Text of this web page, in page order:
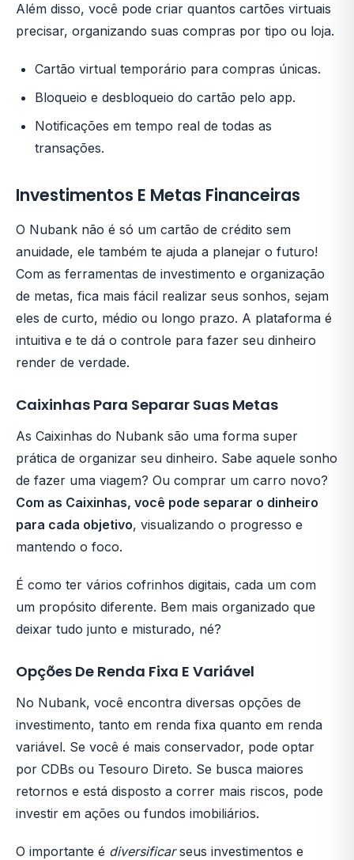
Além disso, você pode criar quantos cartões virtuais
precisar, organizando suas compras por tipo ou loja.
Cartão virtual temporário para compras únicas.
Bloqueio e desbloqueio do cartão pelo app.
Notificações em tempo real de todas as
transações.
Investimentos E Metas Financeiras
O Nubank não é só um cartão de crédito sem
anuidade, ele também te ajuda a planejar o futuro!
Com as ferramentas de investimento e organização
de metas, fica mais fácil realizar seus sonhos, sejam
eles de curto, médio ou longo prazo. A plataforma é
intuitiva e te dá o controle para fazer seu dinheiro
render de verdade.
Caixinhas Para Separar Suas Metas
As Caixinhas do Nubank são uma forma super
prática de organizar seu dinheiro. Sabe aquele sonho
de fazer uma viagem? Ou comprar um carro novo?
Com as Caixinhas, você pode separar o dinheiro
para cada objetivo, visualizando o progresso e
mantendo o foco.
É como ter vários cofrinhos digitais, cada um com
um propósito diferente. Bem mais organizado que
deixar tudo junto e misturado, né?
Opções De Renda Fixa E Variável
No Nubank, você encontra diversas opções de
investimento, tanto em renda fixa quanto em renda
variável. Se você é mais conservador, pode optar
por CDBs ou Tesouro Direto. Se busca maiores
retornos e está disposto a correr mais riscos, pode
investir em ações ou fundos imobiliários.
O importante é diversificarseus investimentos e